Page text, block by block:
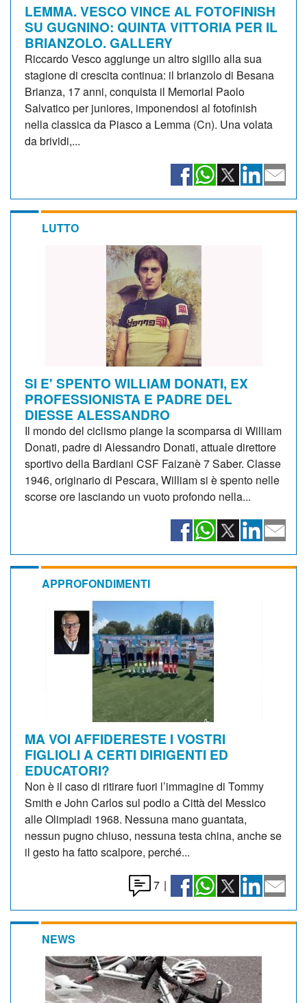
LEMMA. VESCO VINCE AL FOTOFINISH
SU GUGNINO: QUINTA VITTORIA PER IL
BRIANZOLO. GALLERY
Riccardo Vesco aggiunge un altro sigillo alla sua
stagione di crescita continua: il brianzolo di Besana
Brianza, 17 anni, conquista il Memorial Paolo
Salvatico per juniores, imponendosi al fotofinish
nella classica da Piasco a Lemma (Cn). Una volata
da brividi,...
LUTTO
SI E' SPENTO WILLIAM DONATI, EX
PROFESSIONISTA E PADRE DEL
DIESSE ALESSANDRO
Il mondo del ciclismo piange la scomparsa di William
Donati, padre di Alessandro Donati, attuale direttore
sportivo della Bardiani CSF Faizanè 7 Saber. Classe
1946, originario di Pescara, William si è spento nelle
scorse ore lasciando un vuoto profondo nella...
APPROFONDIMENTI
MA VOI AFFIDERESTE I VOSTRI
FIGLIOLI A CERTI DIRIGENTI ED
EDUCATORI?
Non è il caso di ritirare fuori l’immagine di Tommy
Smith e John Carlos sul podio a Città del Messico
alle Olimpiadi 1968. Nessuna mano guantata,
nessun pugno chiuso, nessuna testa china, anche se
il gesto ha fatto scalpore, perché...
7 |
NEWS